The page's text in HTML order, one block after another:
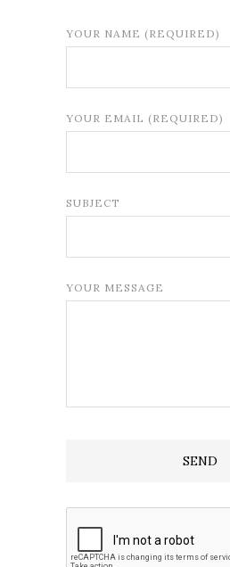
YOUR NAME (REQUIRED)
YOUR EMAIL (REQUIRED)
SUBJECT
YOUR MESSAGE